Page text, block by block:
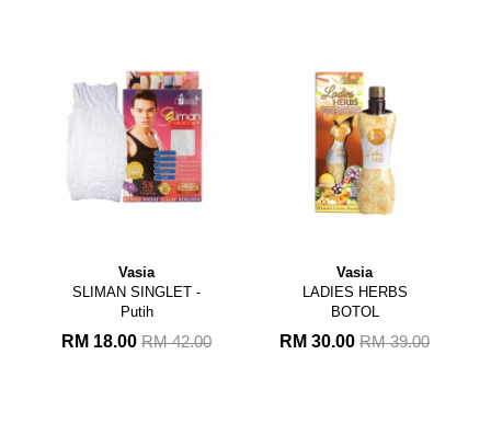
SINGLET -
RM 42.00
LADIES HERBS
RM 30.00 RM 39.00
JUS
RM 55.00